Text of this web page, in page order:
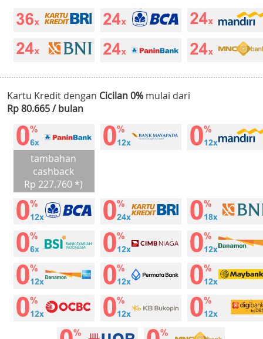
Kartu Kredit dengan Cicilan 0% mulai dari
Rp 80.665 / bulan
tambahan
cashback
Rp 227.760 *)